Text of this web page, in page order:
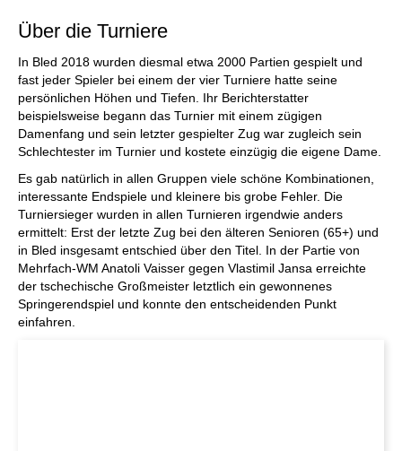
Über die Turniere
In Bled 2018 wurden diesmal etwa 2000 Partien gespielt und
fast jeder Spieler bei einem der vier Turniere hatte seine
persönlichen Höhen und Tiefen. Ihr Berichterstatter
beispielsweise begann das Turnier mit einem zügigen
Damenfang und sein letzter gespielter Zug war zugleich sein
Schlechtester im Turnier und kostete einzügig die eigene Dame.
Es gab natürlich in allen Gruppen viele schöne Kombinationen,
interessante Endspiele und kleinere bis grobe Fehler. Die
Turniersieger wurden in allen Turnieren irgendwie anders
ermittelt: Erst der letzte Zug bei den älteren Senioren (65+) und
in Bled insgesamt entschied über den Titel. In der Partie von
Mehrfach-WM Anatoli Vaisser gegen Vlastimil Jansa erreichte
der tschechische Großmeister letztlich ein gewonnenes
Springerendspiel und konnte den entscheidenden Punkt
einfahren.